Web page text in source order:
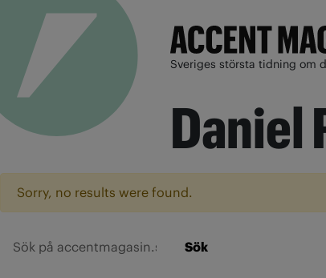
Sveriges största tidning om
Daniel
Sorry, no results were found.
Sök